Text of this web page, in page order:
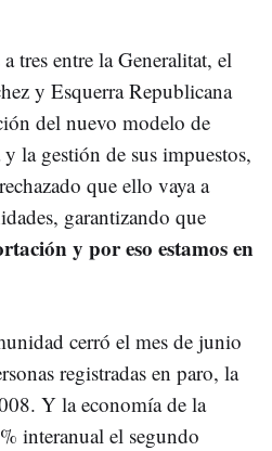
tres entre la Generalitat, el
y Esquerra Republicana
del nuevo modelo de
la gestión de sus impuestos,
que ello vaya a
garantizando que
y por eso estamos en
cerró el mes de junio
registradas en paro, la
Y la economía de la
interanual el segundo